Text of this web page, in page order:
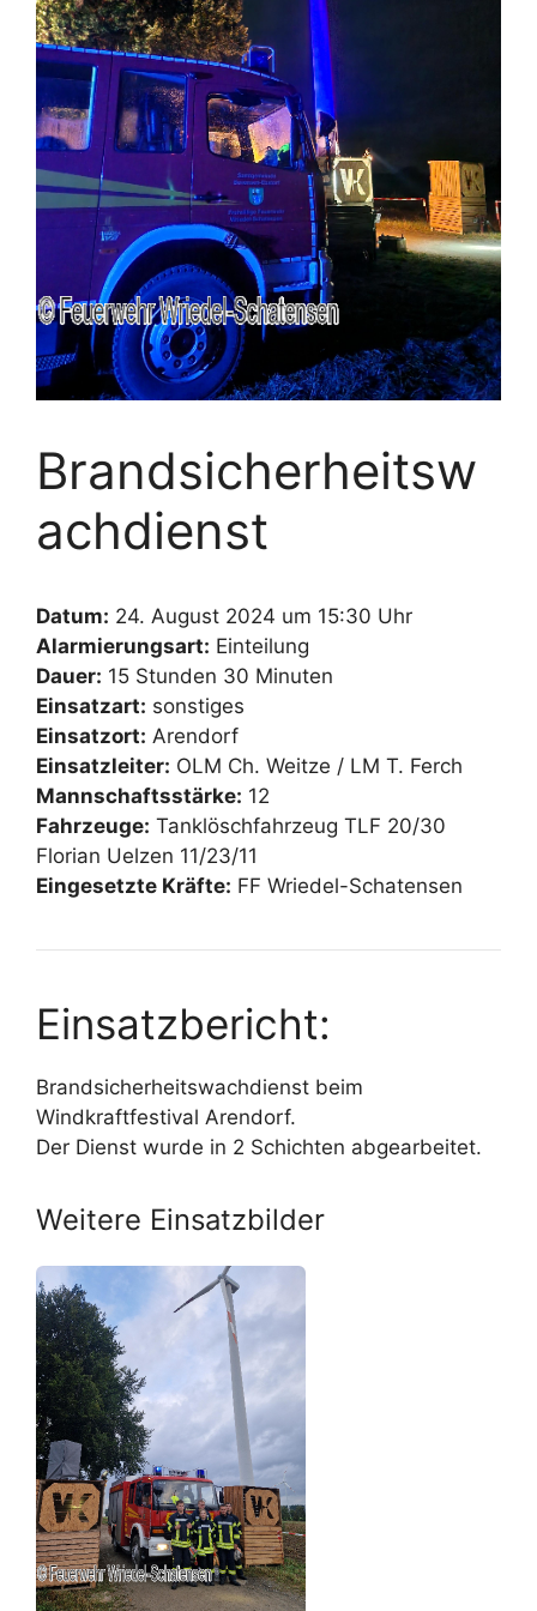
Brandsicherheitsw
achdienst
Datum: 24. August 2024 um 15:30 Uhr
Alarmierungsart: Einteilung
Dauer: 15 Stunden 30 Minuten
Einsatzart: sonstiges
Einsatzort: Arendorf
Einsatzleiter: OLM Ch. Weitze / LM T. Ferch
Mannschaftsstärke: 12
Fahrzeuge: Tanklöschfahrzeug TLF 20/30
Florian Uelzen 11/23/11
Eingesetzte Kräfte: FF Wriedel-Schatensen
Einsatzbericht:
Brandsicherheitswachdienst beim
Windkraftfestival Arendorf.
Der Dienst wurde in 2 Schichten abgearbeitet.
Weitere Einsatzbilder